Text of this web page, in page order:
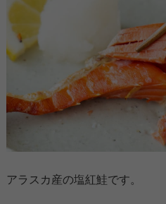
アラスカ産の塩紅鮭です。